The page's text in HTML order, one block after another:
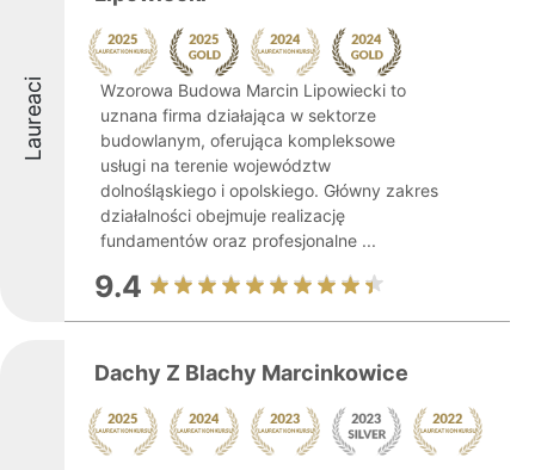
Laureaci
Wzorowa Budowa Marcin Lipowiecki to
uznana firma działająca w sektorze
budowlanym, oferująca kompleksowe
usługi na terenie województw
dolnośląskiego i opolskiego. Główny zakres
działalności obejmuje realizację
fundamentów oraz profesjonalne ...
9.4
Dachy Z Blachy Marcinkowice